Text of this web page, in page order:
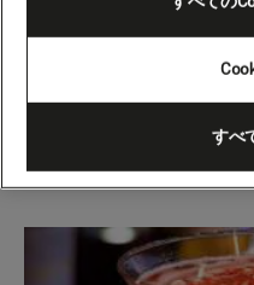
Finely strain into a
すべ